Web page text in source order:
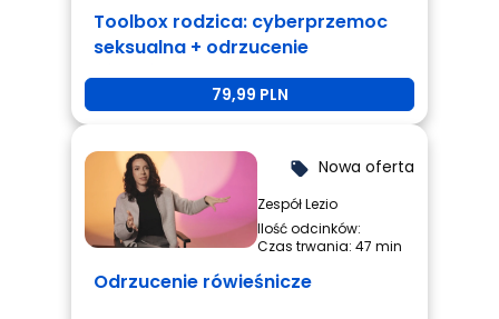
Toolbox rodzica: cyberprzemoc
seksualna + odrzucenie
rówieśnicze + przemoc
79,99 PLN
local_offer Nowa oferta
Zespół Lezio
Ilość odcinków:
Czas trwania: 47 min
Odrzucenie rówieśnicze